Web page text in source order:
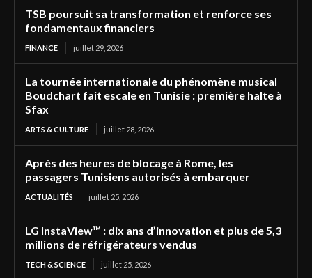
TSB poursuit sa transformation et renforce ses
fondamentaux financiers
FINANCE juillet 29, 2026
La tournée internationale du phénomène musical
Boudchart fait escale en Tunisie : première halte à
Sfax
ARTS & CULTURE juillet 28, 2026
Après des heures de blocage à Rome, les
passagers Tunisiens autorisés à embarquer
ACTUALITÉS juillet 25, 2026
LG InstaView™ : dix ans d’innovation et plus de 5,3
millions de réfrigérateurs vendus
TECH & SCIENCE juillet 25, 2026